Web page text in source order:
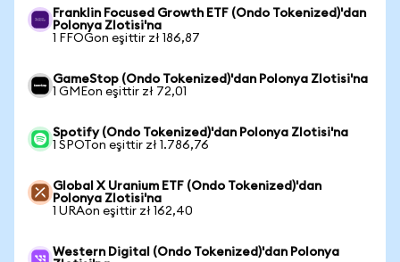
Franklin Focused Growth ETF (Ondo Tokenized)'dan
Polonya Zlotisi'na
1 FFOGon eşittir zł 186,87
GameStop (Ondo Tokenized)'dan Polonya Zlotisi'na
1 GMEon eşittir zł 72,01
Spotify (Ondo Tokenized)'dan Polonya Zlotisi'na
1 SPOTon eşittir zł 1.786,76
Global X Uranium ETF (Ondo Tokenized)'dan
Polonya Zlotisi'na
1 URAon eşittir zł 162,40
Western Digital (Ondo Tokenized)'dan Polonya